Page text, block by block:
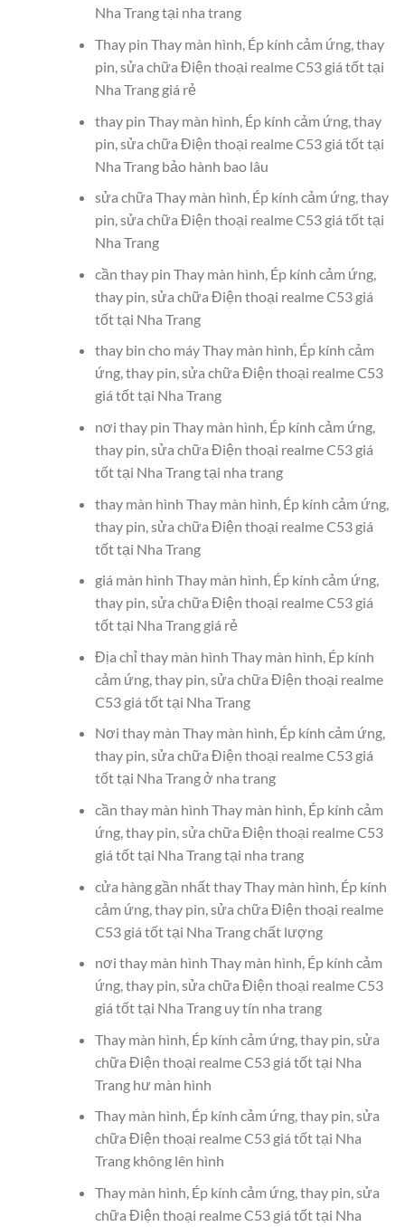
Nha Trang tại nha trang
Thay pin Thay màn hình, Ép kính cảm ứng, thay
pin, sửa chữa Điện thoại realme C53 giá tốt tại
Nha Trang giá rẻ
thay pin Thay màn hình, Ép kính cảm ứng, thay
pin, sửa chữa Điện thoại realme C53 giá tốt tại
Nha Trang bảo hành bao lâu
sửa chữa Thay màn hình, Ép kính cảm ứng, thay
pin, sửa chữa Điện thoại realme C53 giá tốt tại
Nha Trang
cần thay pin Thay màn hình, Ép kính cảm ứng,
thay pin, sửa chữa Điện thoại realme C53 giá
tốt tại Nha Trang
thay bin cho máy Thay màn hình, Ép kính cảm
ứng, thay pin, sửa chữa Điện thoại realme C53
giá tốt tại Nha Trang
nơi thay pin Thay màn hình, Ép kính cảm ứng,
thay pin, sửa chữa Điện thoại realme C53 giá
tốt tại Nha Trang tại nha trang
thay màn hình Thay màn hình, Ép kính cảm ứng,
thay pin, sửa chữa Điện thoại realme C53 giá
tốt tại Nha Trang
giá màn hình Thay màn hình, Ép kính cảm ứng,
thay pin, sửa chữa Điện thoại realme C53 giá
tốt tại Nha Trang giá rẻ
Địa chỉ thay màn hình Thay màn hình, Ép kính
cảm ứng, thay pin, sửa chữa Điện thoại realme
C53 giá tốt tại Nha Trang
Nơi thay màn Thay màn hình, Ép kính cảm ứng,
thay pin, sửa chữa Điện thoại realme C53 giá
tốt tại Nha Trang ở nha trang
cần thay màn hình Thay màn hình, Ép kính cảm
ứng, thay pin, sửa chữa Điện thoại realme C53
giá tốt tại Nha Trang tại nha trang
cửa hàng gần nhất thay Thay màn hình, Ép kính
cảm ứng, thay pin, sửa chữa Điện thoại realme
C53 giá tốt tại Nha Trang chất lượng
nơi thay màn hình Thay màn hình, Ép kính cảm
ứng, thay pin, sửa chữa Điện thoại realme C53
giá tốt tại Nha Trang uy tín nha trang
Thay màn hình, Ép kính cảm ứng, thay pin, sửa
chữa Điện thoại realme C53 giá tốt tại Nha
Trang hư màn hình
Thay màn hình, Ép kính cảm ứng, thay pin, sửa
chữa Điện thoại realme C53 giá tốt tại Nha
Trang không lên hình
Thay màn hình, Ép kính cảm ứng, thay pin, sửa
chữa Điện thoại realme C53 giá tốt tại Nha